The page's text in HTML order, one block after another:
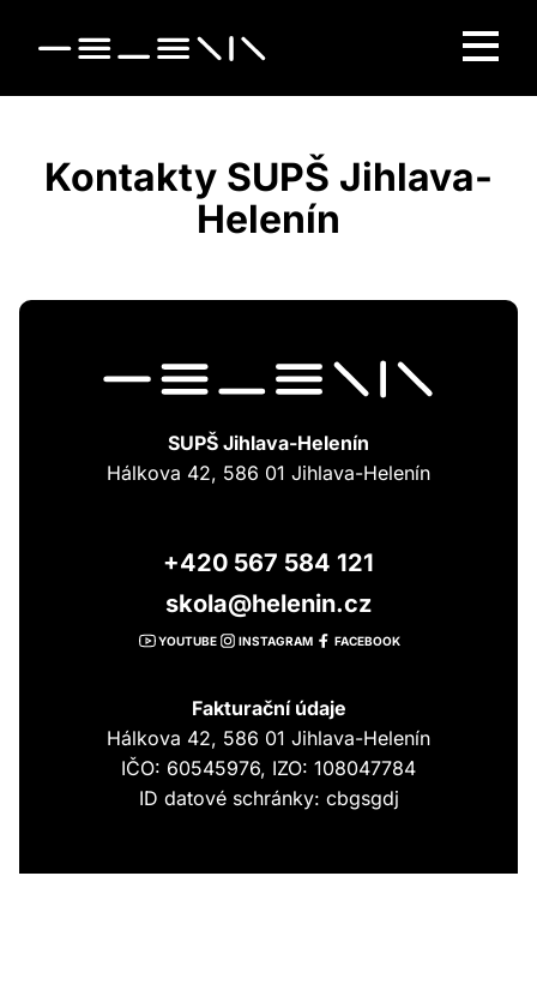
Kontakty SUPŠ Jihlava-
Helenín
SUPŠ Jihlava-Helenín
Hálkova 42, 586 01 Jihlava-Helenín
+420 567 584 121
skola@helenin.cz
YOUTUBE INSTAGRAM FACEBOOK
Fakturační údaje
Hálkova 42, 586 01 Jihlava-Helenín
IČO: 60545976, IZO: 108047784
ID datové schránky: cbgsgdj